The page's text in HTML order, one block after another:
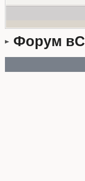
Форум